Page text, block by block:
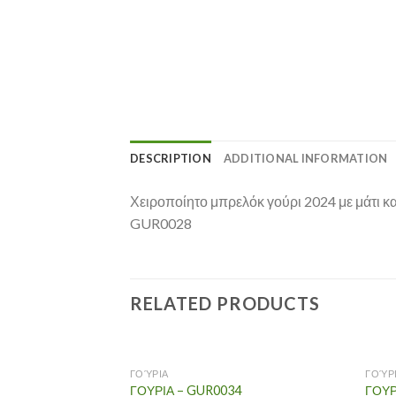
DESCRIPTION ADDITIONAL INFORMATION
Χειροποίητο μπρελόκ γούρι 2024 με μάτι
GUR0028
RELATED PRODUCTS
ΓΟΎΡΙΑ
ΓΟΥΡΙΑ – GUR0034